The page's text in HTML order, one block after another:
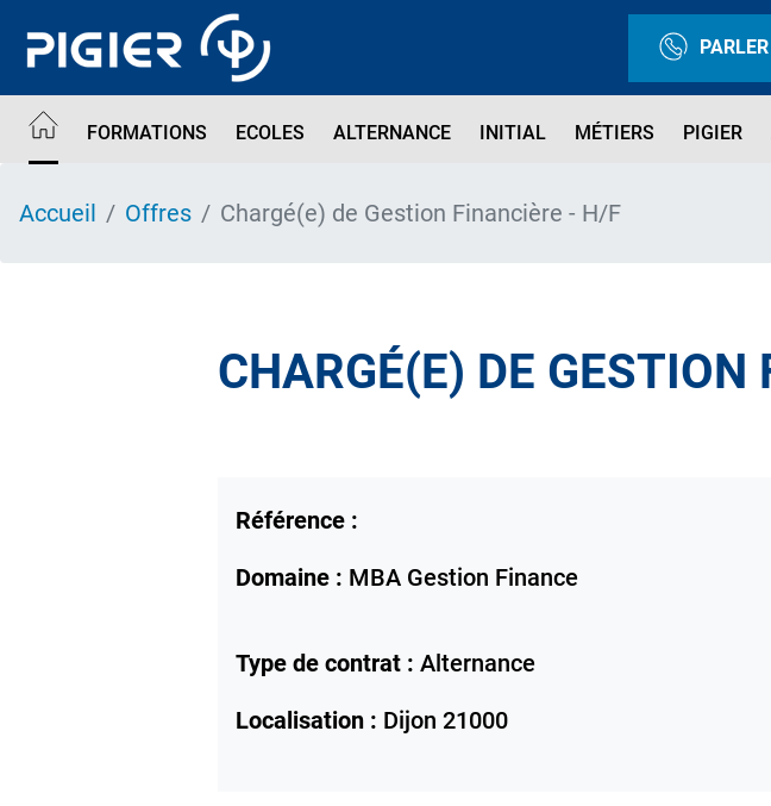
contenu
FORMATIONS ECOLES ALTERNANCE INITIAL MÉTIERS PIGIER
Accueil Offres Chargé(e) de Gestion Financière - H/F
CHARGÉ(E) DE
Référence :
Domaine : MBA Gestion Finance
Type de contrat : Alternance
Localisation : Dijon 21000